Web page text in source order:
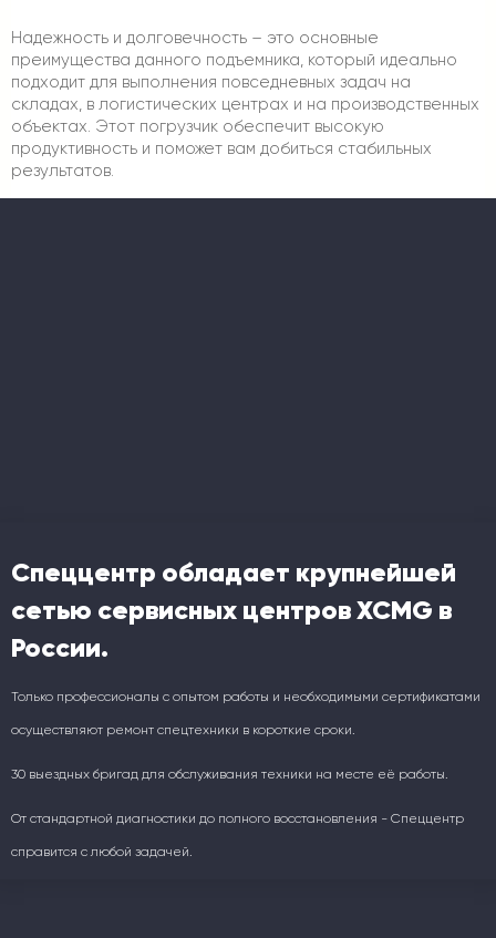
Надежность и долговечность – это основные
преимущества данного подъемника, который идеально
подходит для выполнения повседневных задач на
складах, в логистических центрах и на производственных
объектах. Этот погрузчик обеспечит высокую
продуктивность и поможет вам добиться стабильных
результатов.
Спеццентр обладает крупнейшей
сетью сервисных центров XCMG в
России.
Только профессионалы с опытом работы и необходимыми сертификатами
осуществляют ремонт спецтехники в короткие сроки.
30 выездных бригад для обслуживания техники на месте её работы.
От стандартной диагностики до полного восстановления - Спеццентр
справится с любой задачей.